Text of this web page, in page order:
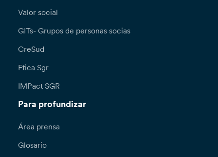
Valor social
GITs- Grupos de personas socias
CreSud
Etica Sgr
IMPact SGR
Para profundizar
Área prensa
Glosario